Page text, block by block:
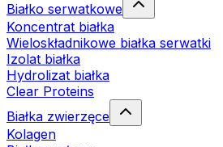
Białko serwatkowe
Koncentrat białka
Wieloskładnikowe białka serwatki
Izolat białka
Hydrolizat białka
Clear Proteins
Białka zwierzęce
Kolagen